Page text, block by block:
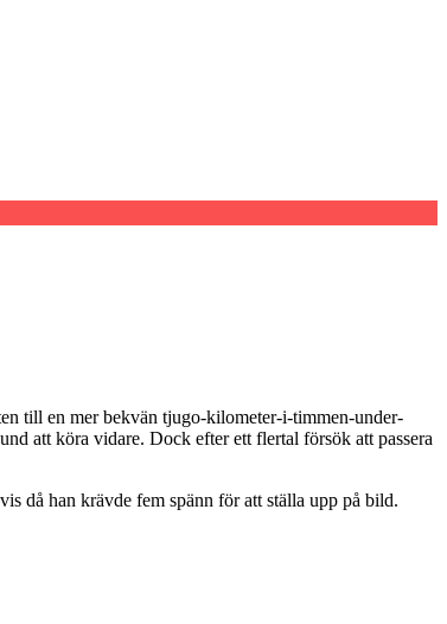
till en mer bekvän tjugo-kilometer-i-timmen-under-
att köra vidare. Dock efter ett flertal försök att passera
då han krävde fem spänn för att ställa upp på bild.